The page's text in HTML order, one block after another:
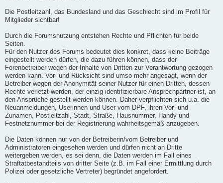
Die Postleitzahl, das Bundesland und das Geschlecht sind im Profil für
Mitglieder sichtbar!
Durch die Forumsnutzung entstehen Rechte und Pflichten für beide
Seiten.
Für den Nutzer des Forums bedeutet dies konkret, dass keine Beiträge
eingestellt werden dürfen, die dazu führen können, dass der
Forenbetreiber wegen der Inhalte von Dritten zur Verantwortung gezogen
werden kann. Vor- und Rücksicht sind umso mehr angesagt, wenn der
Betreiber wegen der Anonymität seiner Nutzer für einen Dritten, dessen
Rechte verletzt werden, der einzig identifizierbare Ansprechpartner ist, an
den Ansprüche gestellt werden können. Daher verpflichten sich u.a. die
Neuanmeldungen, Userinnen und User vom DPF, ihren Vor- und
Zunamen, Postleitzahl, Stadt, Straße, Hausnummer, Handy und
Festnetznummer bei der Registrierung wahrheitsgemäß anzugeben.
Die Daten können nur von der Betreiberin/vom Betreiber und
Administratoren eingesehen werden und dürfen nicht an Dritte
weitergeben werden, es sei denn, die Daten werden im Fall eines
Straftatbestandteils von dritter Seite (z.B. im Fall einer Ermittlung durch
Polizei oder gesetzliche Vertreter) begründet angefordert.